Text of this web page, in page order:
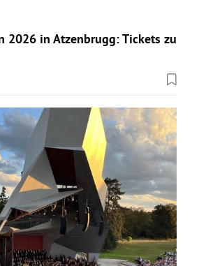
2026 in Atzenbrugg: Tickets zu